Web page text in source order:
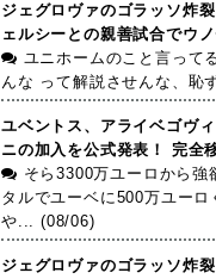
ジェグロヴァのゴラッソ炸
ェルシーとの親善試合でウ
ユニホームのこと言って
んな って解説させんな、恥
ユベントス、アライベゴヴ
ニの加入を公式発表！ 完全
そら3300万ユーロから強
タルでユーベに500万ユーロ
や... (08/06)
ジェグロヴァのゴラッソ炸